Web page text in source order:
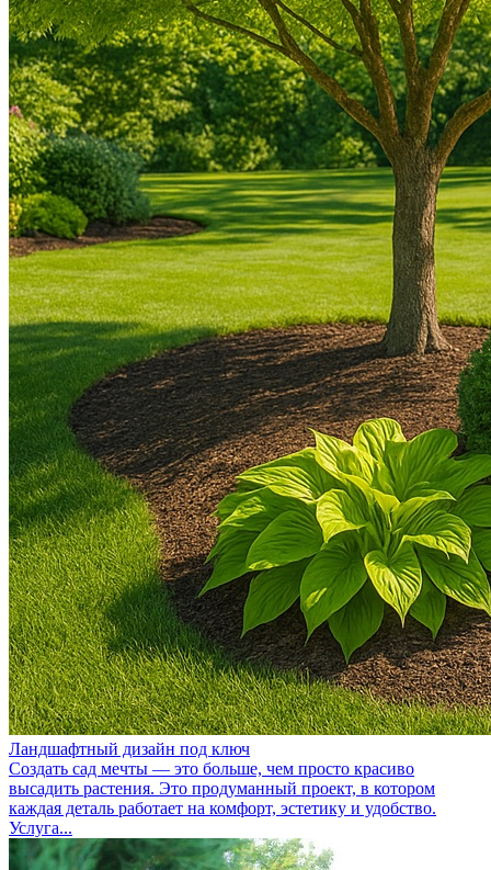
Ландшафтный дизайн под ключ
Создать сад мечты — это больше, чем просто красиво
высадить растения. Это продуманный проект, в котором
каждая деталь работает на комфорт, эстетику и удобство.
Услуга...